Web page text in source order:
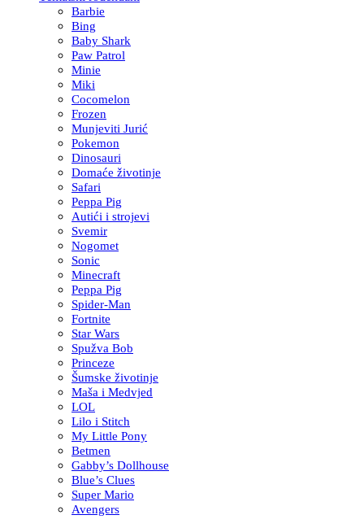
Barbie
Bing
Baby Shark
Paw Patrol
Minie
Miki
Cocomelon
Frozen
Munjeviti Jurić
Pokemon
Dinosauri
Domaće životinje
Safari
Peppa Pig
Autići i strojevi
Svemir
Nogomet
Sonic
Minecraft
Peppa Pig
Spider-Man
Fortnite
Star Wars
Spužva Bob
Princeze
Šumske životinje
Maša i Medvjed
LOL
Lilo i Stitch
My Little Pony
Betmen
Gabby’s Dollhouse
Blue’s Clues
Super Mario
Avengers